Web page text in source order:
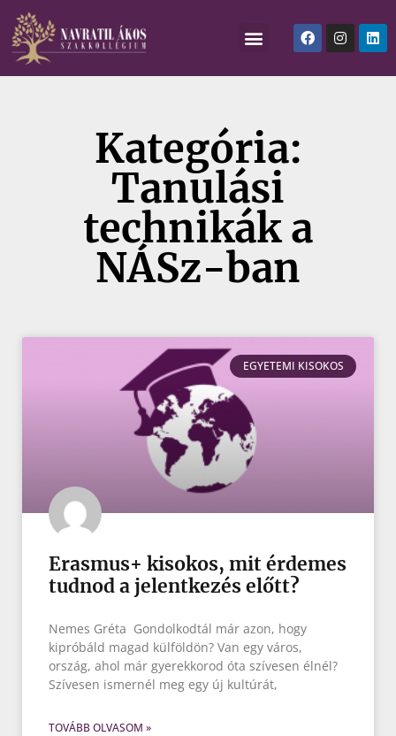
Kategória:
Tanulási
technikák a
NÁSz-ban
EGYETEMI KISOKOS
Erasmus+ kisokos, mit érdemes
tudnod a jelentkezés előtt?
Nemes Gréta Gondolkodtál már azon, hogy
kipróbáld magad külföldön? Van egy város,
ország, ahol már gyerekkorod óta szívesen élnél?
Szívesen ismernél meg egy új kultúrát,
TOVÁBB OLVASOM »